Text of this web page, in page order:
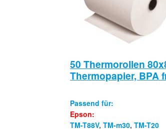
50 Thermorollen
Thermopapier, BPA
Passend für:
Epson:
TM-T88V,TM-m30,TM-T20